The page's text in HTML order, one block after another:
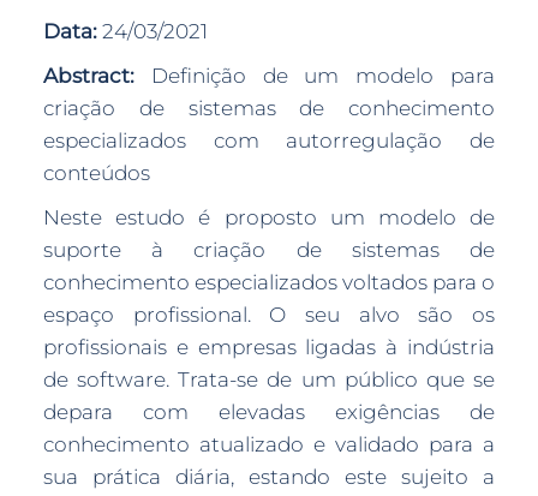
Data: 24/03/2021
Abstract:
Definição de um modelo para
criação de sistemas de conhecimento
especializados com autorregulação de
conteúdos
Neste estudo é proposto um modelo de
suporte à criação de sistemas de
conhecimento especializados voltados para o
espaço profissional. O seu alvo são os
profissionais e empresas ligadas à indústria
de software. Trata-se de um público que se
depara com elevadas exigências de
conhecimento atualizado e validado para a
sua prática diária, estando este sujeito a